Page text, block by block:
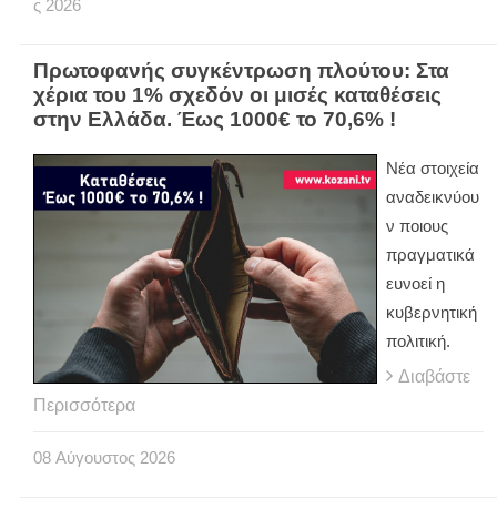
ς 2026
Πρωτοφανής συγκέντρωση πλούτου: Στα
χέρια του 1% σχεδόν οι μισές καταθέσεις
στην Ελλάδα. Έως 1000€ το 70,6% !
Νέα στοιχεία
αναδεικνύου
ν ποιους
πραγματικά
ευνοεί η
κυβερνητική
πολιτική.
Διαβάστε
Περισσότερα
08 Αύγουστος 2026